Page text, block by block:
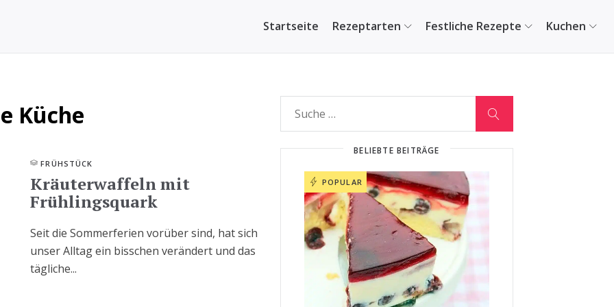
Startseite Rezeptarten Festliche Rezepte Kuchen
Küche
FRÜHSTÜCK
Kräuterwaffeln mit
Frühlingsquark
Seit die Sommerferien vorüber sind, hat sich
unser Alltag ein bisschen verändert und das
tägliche...
BELIEBTE BEITRÄGE
POPULAR